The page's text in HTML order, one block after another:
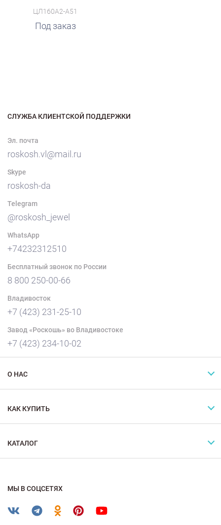
ЦЛ160А2-А51
Под заказ
СЛУЖБА КЛИЕНТСКОЙ ПОДДЕРЖКИ
Эл. почта
roskosh.vl@mail.ru
Skype
roskosh-da
Telegram
@roskosh_jewel
WhatsApp
+74232312510
Бесплатный звонок по России
8 800 250-00-66
Владивосток
+7 (423) 231-25-10
Завод «Роскошь» во Владивостоке
+7 (423) 234-10-02
О НАС
КАК КУПИТЬ
КАТАЛОГ
МЫ В СОЦСЕТЯХ